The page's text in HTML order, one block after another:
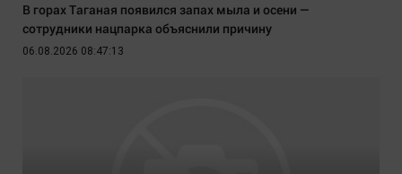
В горах Таганая появился запах мыла и осени —
сотрудники нацпарка объяснили причину
06.08.2026 08:47:13